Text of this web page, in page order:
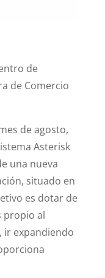
de
de Comercio
de agosto,
Asterisk
una nueva
situado en
es dotar de
propio al
ir expandiendo